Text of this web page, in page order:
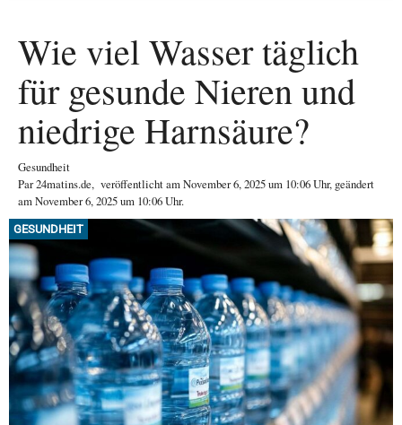
Wie viel Wasser täglich
für gesunde Nieren und
niedrige Harnsäure?
Gesundheit
Par24matins.de, veröffentlicht amNovember 6, 2025um 10:06 Uhr, geändert
am November 6, 2025 um 10:06 Uhr.
GESUNDHEIT